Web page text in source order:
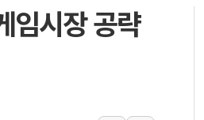
, 1인칭시점 드론으로 우크라 민간인 '사
트남 증시] 지수 하락 속 'DGC' 임시 주
임시장 공략